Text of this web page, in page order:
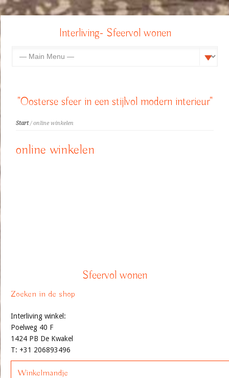
Interliving- Sfeervol wonen
"Oosterse sfeer in een stijlvol modern interieur"
Start/ online winkelen
online winkelen
Sfeervol wonen
Zoeken in de shop
Interliving winkel:
Poelweg 40 F
1424 PB De Kwakel
T: +31 206893496
Winkelmandje